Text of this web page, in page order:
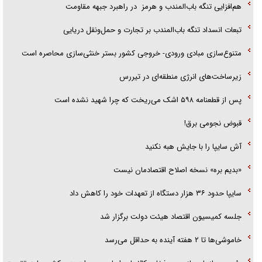
هم‌افزایی تنگه باب‌المندب و هرمز در راهبرد جبهه مقاومت
تبعات انسداد تنگه باب‌المندب بر تجارت و حمل‌ونقل دریایی
متنوع‌سازی مبادی ورودی- خروجی کشور بستر خنثی‌سازی محاصره است
زیرساخت‌های انرژی منطقه‌ای در تیررس
پس از قطعنامه ۵۹۸ اشک می‌ریخت که چرا شهید نشده است
قبوض نجومی برق!
آش سایپا را با جایش هبه نکنید
«بدیم بره» نسخه اصلاح اقتصادمان نیست
سایپا حدود ۳۶ هزار دستگاه از تعهدات خود را کاهش داد
جلسه کمیسیون اقتصاد هیئت دولت برگزار شد
خاموشی‌ها تا ۲ هفته آینده به حداقل می‌رسد